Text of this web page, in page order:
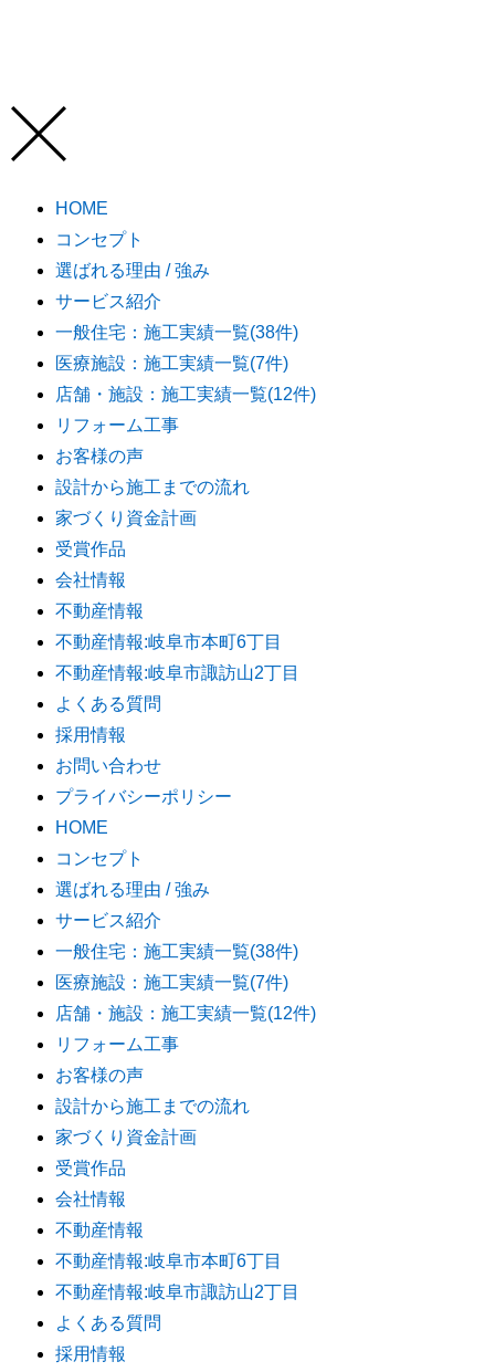
HOME
コンセプト
選ばれる理由 / 強み
サービス紹介
一般住宅：施工実績一覧(38件)
医療施設：施工実績一覧(7件)
店舗・施設：施工実績一覧(12件)
リフォーム工事
お客様の声
設計から施工までの流れ
家づくり資金計画
受賞作品
会社情報
不動産情報
不動産情報:岐阜市本町6丁目
不動産情報:岐阜市諏訪山2丁目
よくある質問
採用情報
お問い合わせ
プライバシーポリシー
HOME
コンセプト
選ばれる理由 / 強み
サービス紹介
一般住宅：施工実績一覧(38件)
医療施設：施工実績一覧(7件)
店舗・施設：施工実績一覧(12件)
リフォーム工事
お客様の声
設計から施工までの流れ
家づくり資金計画
受賞作品
会社情報
不動産情報
不動産情報:岐阜市本町6丁目
不動産情報:岐阜市諏訪山2丁目
よくある質問
採用情報